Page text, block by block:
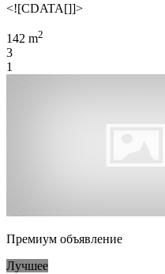
<![CDATA[]]>
142 m2
3
1
Премиум объявление
Лучшее